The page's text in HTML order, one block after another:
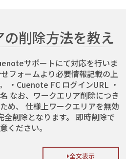
の削除方法を教え
サポートにて対応を行いま
フォームより必要情報記載の上
・Cuenote FC ログインURL ・
なお、ワークエリア削除につき
め、 仕様上ワークエリアを無効
削除となります。 即時削除で
ください。
全文表示